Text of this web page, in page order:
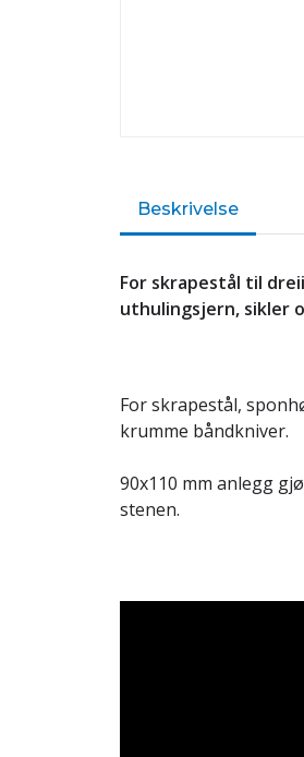
Beskrivelse
For skrapestål til
uthulingsjern, sikler
For skrapestål,
krumme båndkniver.
90x110 mm anlegg
stenen.